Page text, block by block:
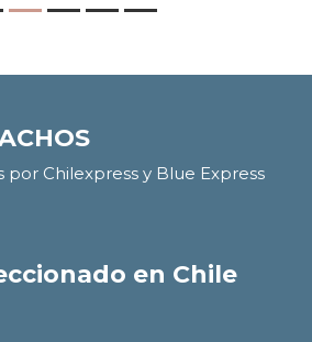
por Chilexpress y Blue Express
en Chile